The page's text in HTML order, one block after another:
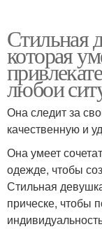
Стильная
которая
любои
Она следит за
качественную и
Она умеет
одежде, чтобы
Стильная
прическе, чтобы